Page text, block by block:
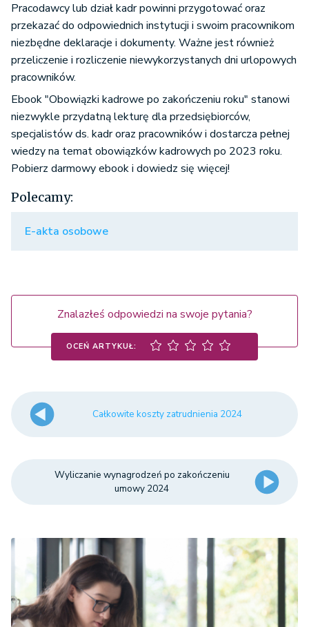
Pracodawcy lub dział kadr powinni przygotować oraz
przekazać do odpowiednich instytucji i swoim pracownikom
niezbędne deklaracje i dokumenty. Ważne jest również
przeliczenie i rozliczenie niewykorzystanych dni urlopowych
pracowników.
Ebook "Obowiązki kadrowe po zakończeniu roku" stanowi
niezwykle przydatną lekturę dla przedsiębiorców,
specjalistów ds. kadr oraz pracowników i dostarcza pełnej
wiedzy na temat obowiązków kadrowych po 2023 roku.
Pobierz darmowy ebook i dowiedz się więcej!
Polecamy:
E-akta osobowe
Znalazłeś odpowiedzi na swoje pytania?
OCEŃ ARTYKUŁ:
Całkowite koszty zatrudnienia 2024
Wyliczanie wynagrodzeń po zakończeniu
umowy 2024